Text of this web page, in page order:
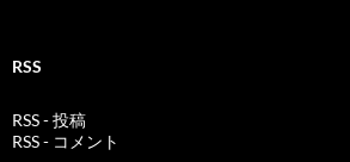
ン
RSS
RSS - 投稿
RSS - コメント